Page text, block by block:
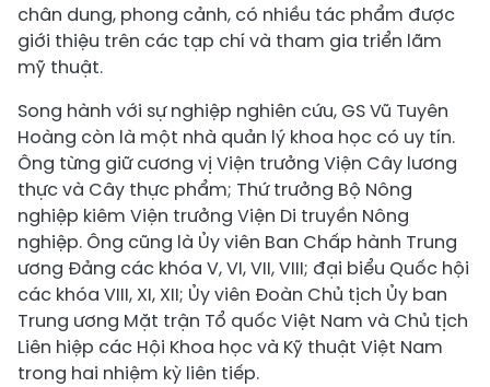
chân dung, phong cảnh, có nhiều tác phẩm được
giới thiệu trên các tạp chí và tham gia triển lãm
mỹ thuật.
Song hành với sự nghiệp nghiên cứu, GS Vũ Tuyên
Hoàng còn là một nhà quản lý khoa học có uy tín.
Ông từng giữ cương vị Viện trưởng Viện Cây lương
thực và Cây thực phẩm; Thứ trưởng Bộ Nông
nghiệp kiêm Viện trưởng Viện Di truyền Nông
nghiệp. Ông cũng là Ủy viên Ban Chấp hành Trung
ương Đảng các khóa V, VI, VII, VIII; đại biểu Quốc hội
các khóa VIII, XI, XII; Ủy viên Đoàn Chủ tịch Ủy ban
Trung ương Mặt trận Tổ quốc Việt Nam và Chủ tịch
Liên hiệp các Hội Khoa học và Kỹ thuật Việt Nam
trong hai nhiệm kỳ liên tiếp.